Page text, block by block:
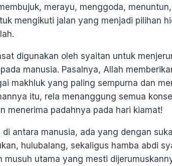
merayu, menggoda,
mengikuti jalan yang menjadi pilihan
digunakan oleh syaitan untuk
manusia. Pasalnya, Allah
makhluk yang paling sempurna dan
itu, rela menanggung semua
menerima padahnya pada hari kiamat!
di antara manusia, ada yang dengan
hulubalang, sekaligus hamba abdi
musuh utama yang mesti